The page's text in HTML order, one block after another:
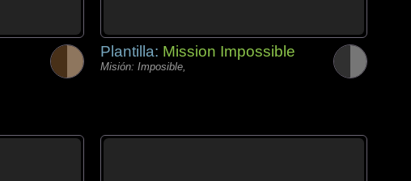
Plantilla: Mission Impossible
Misión: Imposible,